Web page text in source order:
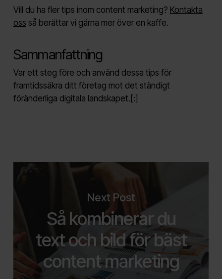
Vill du ha fler tips inom content marketing? Kontakta
oss så berättar vi gärna mer över en kaffe.
Sammanfattning
Var ett steg före och använd dessa tips för
framtidssäkra ditt företag mot det ständigt
föränderliga digitala landskapet. [:]
Next Post
Så kombinerar du
text och bild för bäst
content marketing